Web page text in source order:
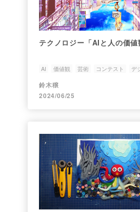
テクノロジー「AIと人の価値
AI 価値観 芸術 コンテスト デ
鈴木穣
2024/06/25